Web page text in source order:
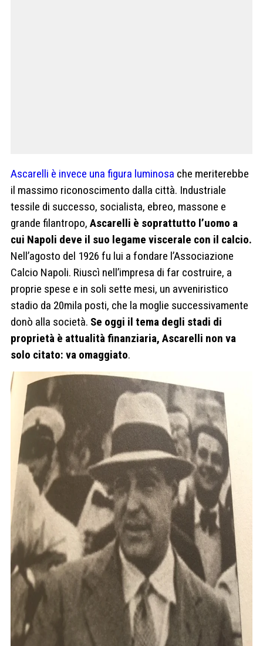
Ascarelli è invece una figura luminosa che meriterebbe
il massimo riconoscimento dalla città. Industriale
tessile di successo, socialista, ebreo, massone e
grande filantropo, Ascarelli è soprattutto l’uomo a
cui Napoli deve il suo legame viscerale con il calcio.
Nell’agosto del 1926 fu lui a fondare l’Associazione
Calcio Napoli. Riuscì nell’impresa di far costruire, a
proprie spese e in soli sette mesi, un avveniristico
stadio da 20mila posti, che la moglie successivamente
donò alla società. Se oggi il tema degli stadi di
proprietà è attualità finanziaria, Ascarelli non va
solo citato: va omaggiato.